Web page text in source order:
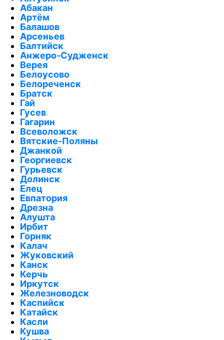
Абакан
Артём
Балашов
Арсеньев
Балтийск
Анжеро-Судженск
Верея
Белоусово
Белореченск
Братск
Гай
Гусев
Гагарин
Всеволожск
Вятские-Поляны
Джанкой
Георгиевск
Гурьевск
Долинск
Елец
Евпатория
Дрезна
Алушта
Ирбит
Горняк
Калач
Жуковский
Канск
Керчь
Иркутск
Железноводск
Каспийск
Катайск
Касли
Кушва